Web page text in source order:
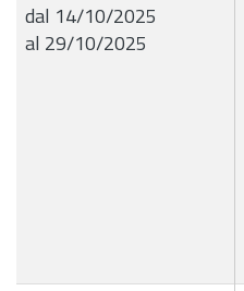
dal 14/10/2025
al 29/10/2025